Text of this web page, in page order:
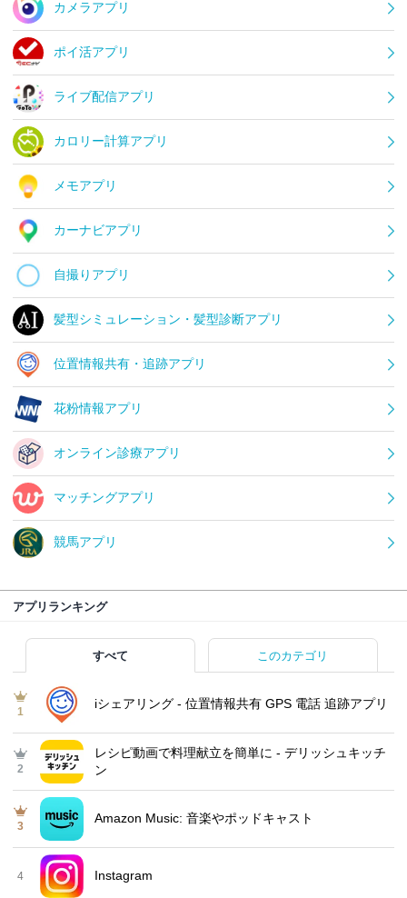
カメラアプリ
ポイ活アプリ
ライブ配信アプリ
カロリー計算アプリ
メモアプリ
カーナビアプリ
自撮りアプリ
髪型シミュレーション・髪型診断アプリ
位置情報共有・追跡アプリ
花粉情報アプリ
オンライン診療アプリ
マッチングアプリ
競馬アプリ
アプリランキング
すべて このカテゴリ
1
iシェアリング - 位置情報共有 GPS 電話 追跡アプリ
2
レシピ動画で料理献立を簡単‪に - デリッシュキッチ
ン
3
Amazon Music: 音楽やポッドキャスト
4 Instagram